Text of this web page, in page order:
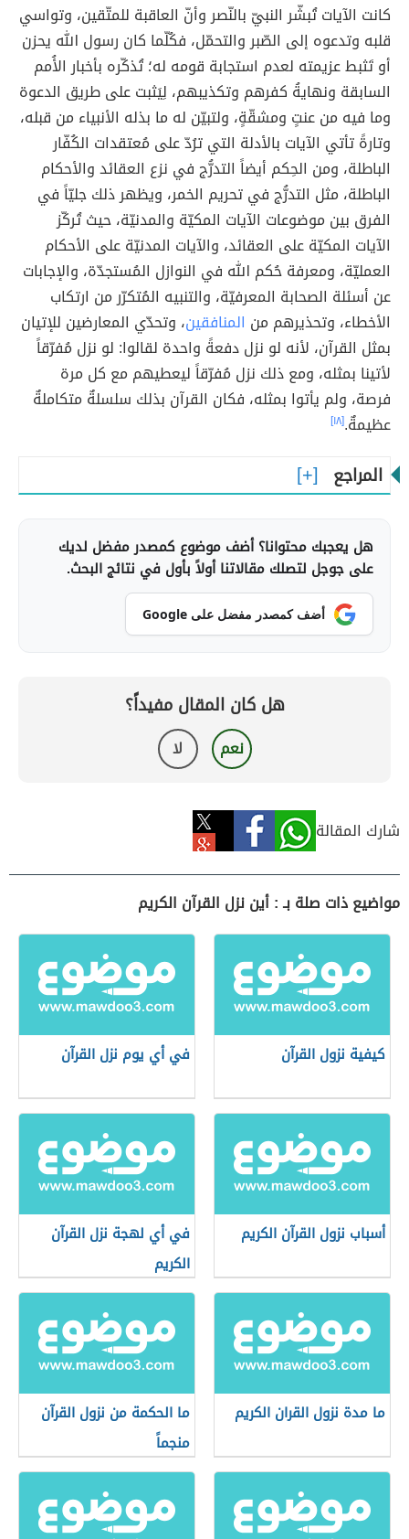
كانت الآيات تُبشّر النبيّ بالنّصر وأنّ العاقبة للمتّقين، وتواسي
قلبه وتدعوه إلى الصّبر والتحمّل، فكُلّما كان رسول الله يحزن
أو تَثبط عزيمته لعدم استجابة قومه له؛ تُذكّره بأخبار الأُمم
السابقة ونهايةُ كفرهم وتكذيبهم، لِيَثبت على طريق الدعوة
وما فيه من عنتٍ ومشقّةٍ، ولتبيّن له ما بذله الأنبياء من قبله،
وتارةً تأتي الآيات بالأدلة التي ترُدّ على مُعتقدات الكُفّار
الباطلة، ومن الحِكم أيضاً التدرُّج في نزع العقائد والأحكام
الباطلة، مثل التدرُّج في تحريم الخمر، ويظهر ذلك جليّاً في
الفرق بين موضوعات الآيات المكيّة والمدنيّة، حيث تُركّز
الآيات المكيّة على العقائد، والآيات المدنيّة على الأحكام
العمليّة، ومعرفة حُكم الله في النوازل المُستجدّة، والإجابات
عن أسئلة الصحابة المعرفيّة، والتنبيه المُتكرّر من ارتكاب
الأخطاء، وتحذيرهم من المنافقين، وتحدّي المعارضين للإتيان
بمثل القرآن، لأنه لو نزل دفعةً واحدة لقالوا: لو نزل مُفرّقاً
لأتينا بمثله، ومع ذلك نزل مُفرّقاً ليعطيهم مع كل مرة
فرصة، ولم يأتوا بمثله، فكان القرآن بذلك سلسلةٌ متكاملةٌ
عظيمةٌ.[١٨]
المراجع
هل يعجبك محتوانا؟ أضف موضوع كمصدر مفضل لديك
على جوجل لتصلك مقالاتنا أولاً بأول في نتائج البحث.
أضف كمصدر مفضل على Google
هل كان المقال مفيداً؟
نعم لا
شارك المقالة
مواضيع ذات صلة بـ : أين نزل القرآن الكريم
كيفية نزول القرآن في أي يوم نزل القرآن
أسباب نزول القرآن الكريم
في أي لهجة نزل القرآن
الكريم
ما مدة نزول القران الكريم
ما الحكمة من نزول القرآن
منجماً